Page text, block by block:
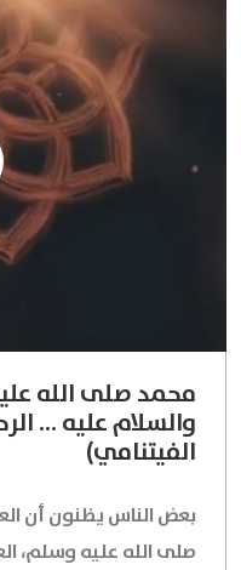
محمد صلى الله
والسلام عليه ...
الفيتنامي)
بعض الناس يظنون أن
صلى الله عليه وسلم،